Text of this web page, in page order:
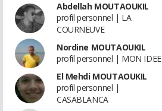
Abdellah MOUTAOUKIL
profil personnel | LA
COURNEUVE
Nordine MOUTAOUKIL
profil personnel | MON IDEE
El Mehdi MOUTAOUKIL
profil personnel |
CASABLANCA